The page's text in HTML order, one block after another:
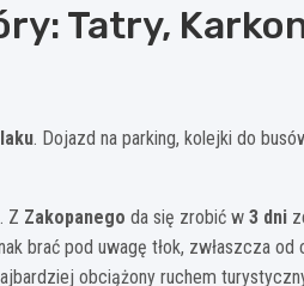
Tatry,
. Dojazd na parking, kolejki do
Z Zakopanego da się zrobić w 3 dni
brać pod uwagę tłok, zwłaszcza
obciążony ruchem